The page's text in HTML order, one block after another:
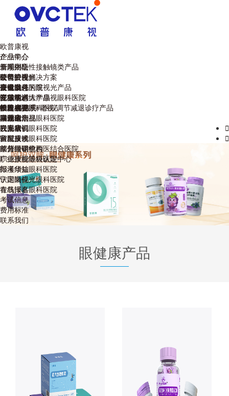
欧普康视
企业简介
管理团队
荣誉资质
企业文化
产品中心
全系列硬性接触镜类产品
硬镜护理解决方案
硬镜以外的眼视光产品
视功能训练产品
干眼/视疲劳/老视/调节减退诊疗产品
眼健康产品
新闻中心
公司公告
公司动态
区域动态
欧普视界
欧普眼视光
安徽省
江苏省
福建省
湖北省
云南省
康视眼科医院
安徽医科大学康视眼科医院
蚌埠康视眼科医院
马鞍山康视眼科医院
六安康视眼科医院
宣城康视眼科医院
莱州同明中西医结合医院
广德康视眼科医院
郎溪华益眼科医院
宁国眼视光眼科医院
青岛泽嘉眼科医院
专业学术
技术大赛
巢湖论坛
视光培训
验配技术
欧普微课堂
职业技能等级认定中心
报考须知
认定岗位
在线报名
考试信息
费用标准
联系我们
投资者关系
联系我们
联系我们
留言反馈
部分经销机构


眼健康产品